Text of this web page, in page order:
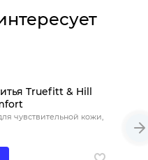
Truefitt & Hill
чувствительной кожи,